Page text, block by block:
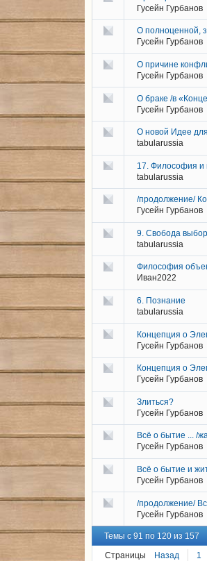
Гусейн Гурбанов
О полноценной,
Гусейн Гурбанов
О причине
Гусейн Гурбанов
О браке /в
Гусейн Гурбанов
О новой Идее
tabularussia
17. Философия
tabularussia
/продолжение/
Гусейн Гурбанов
9. Свобода
tabularussia
Философия
Иван2022
6. Познание
tabularussia
Концепция о
Гусейн Гурбанов
Концепция о
Гусейн Гурбанов
Злиться?
Гусейн Гурбанов
Всё о бытие ... /
Гусейн Гурбанов
Всё о бытие и
Гусейн Гурбанов
/продолжение/
Гусейн Гурбанов
Темы с 91 по 120 из 157
Страницы
Назад 1